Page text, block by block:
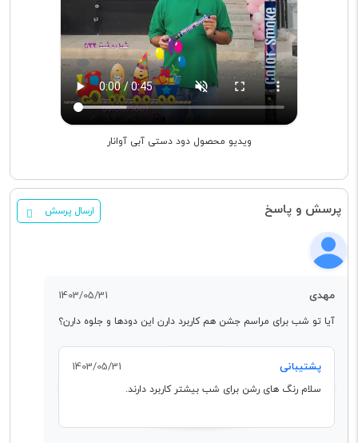
ویدیو محصول دود دستی آبی آوانار
پرسش و پاسخ ارسال پرسش
مهدی 1403/05/31
آیا تو شب برای مراسم جشن هم کاربرد دارن این دودها و جلوه دارن؟
پشتیبانی 1403/05/31
سلام رنگ های رشن برای شب بیشتر کاربرد دارند.